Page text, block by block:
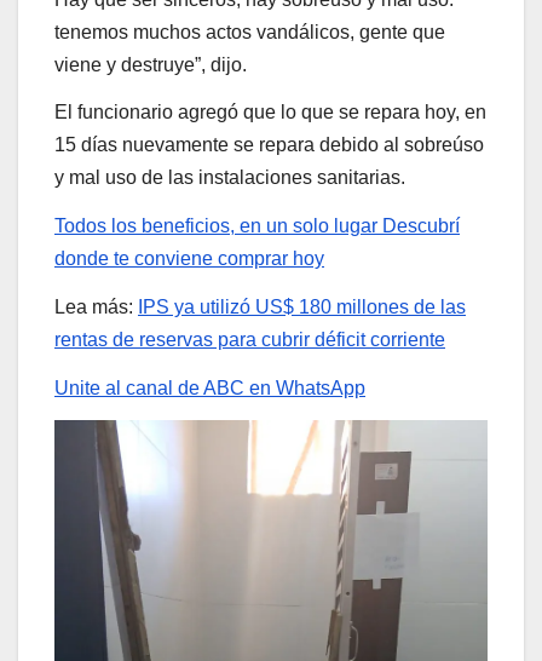
tenemos muchos actos vandálicos, gente que
viene y destruye”, dijo.
El funcionario agregó que lo que se repara hoy, en
15 días nuevamente se repara debido al sobreúso
y mal uso de las instalaciones sanitarias.
Todos los beneficios, en un solo lugar Descubrí
donde te conviene comprar hoy
Lea más:
IPS ya utilizó US$ 180 millones de las
rentas de reservas para cubrir déficit corriente
Unite al canal de ABC en WhatsApp